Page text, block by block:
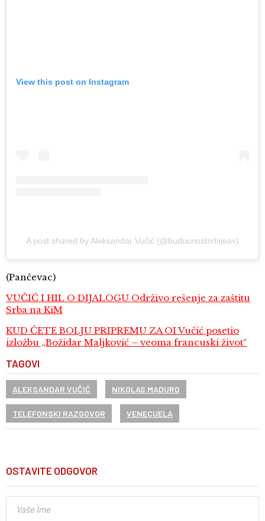
View this post on Instagram
A post shared by Aleksandar Vučić (@buducnostsrbijeav)
(Pančevac)
VUČIĆ I HIL O DIJALOGU Održivo rešenje za zaštitu
Srba na KiM
KUD ĆETE BOLJU PRIPREMU ZA OI Vučić posetio
izložbu „Božidar Maljković – veoma francuski život“
TAGOVI
ALEKSANDAR VUČIĆ NIKOLAS MADURO
TELEFONSKI RAZGOVOR VENECUELA
OSTAVITE ODGOVOR